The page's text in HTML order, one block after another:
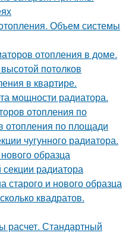
Объем системы
отопления в доме.
потолков
в квартире.
мощности радиатора.
отопления по
отопления по площади
чугунного радиатора.
образца
радиатора
старого и нового образца
квадратов.
Стандартный